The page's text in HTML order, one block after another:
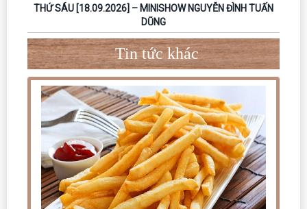
THỨ SÁU [18.09.2026] – MINISHOW NGUYỄN ĐÌNH TUẤN
DŨNG
Tin tức khác